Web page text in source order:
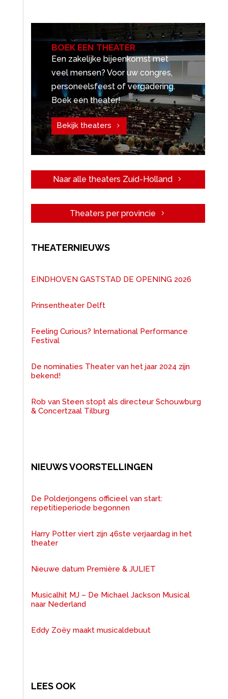
BOEK EEN THEATER
Een zakelijke bijeenkomst met
veel mensen? Voor uw congres,
personeelsfeest of vergadering.
Boek een theater!
Bekijk theaters
Naar alle theaters Zuid-Holland
Theaters per provincie
THEATERNIEUWS
EINDHOVEN GASTSTAD DE OPENING 2026
Prinsentheater Delft
Feeling Curious? International Performance
Festival
De nominaties Theater van het jaar 2024 zijn
bekend!
Rob van Steen stopt als directeur Schouwburg
& Concertzaal Tilburg
NIEUWS VOORSTELLINGEN
De Polderjongens officieel van start:
repetitieperiode begonnen
Harry Potter viert zijn 46ste verjaardag in het
theater
Nieuwe datum Première & JULIET
Musicalhit MJ – De Michael Jackson Musical
naar Nederland
Eddy Zoëy maakt musicaldebuut
LEES OOK